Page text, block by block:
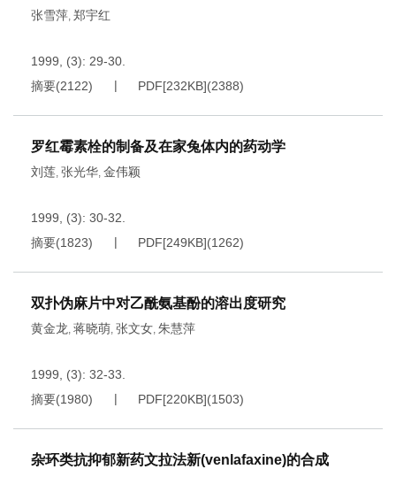
张雪萍, 郑宇红
1999, (3): 29-30.
摘要(2122) PDF[232KB](2388)
罗红霉素栓的制备及在家兔体内的药动学
刘莲, 张光华, 金伟颖
1999, (3): 30-32.
摘要(1823) PDF[249KB](1262)
双扑伪麻片中对乙酰氨基酚的溶出度研究
黄金龙, 蒋晓萌, 张文女, 朱慧萍
1999, (3): 32-33.
摘要(1980) PDF[220KB](1503)
杂环类抗抑郁新药文拉法新(venlafaxine)的合成